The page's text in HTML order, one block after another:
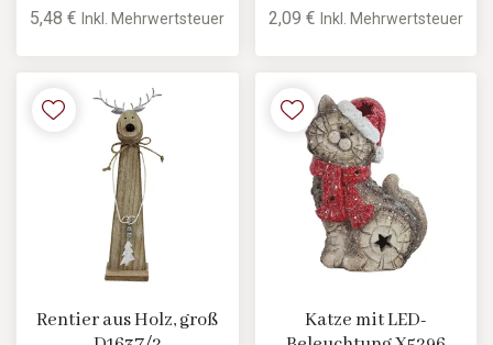
5,48 €Inkl. Mehrwertsteuer 2,09 € Inkl. Mehrwertsteuer
Rentier aus Holz, groß
Katze mit LED-